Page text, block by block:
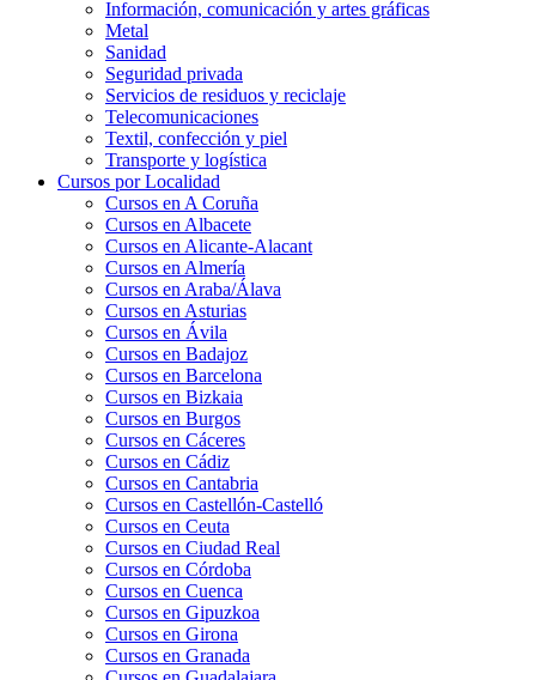
Información, comunicación y artes gráficas
Metal
Sanidad
Seguridad privada
Servicios de residuos y reciclaje
Telecomunicaciones
Textil, confección y piel
Transporte y logística
Cursos por Localidad
Cursos en A Coruña
Cursos en Albacete
Cursos en Alicante-Alacant
Cursos en Almería
Cursos en Araba/Álava
Cursos en Asturias
Cursos en Ávila
Cursos en Badajoz
Cursos en Barcelona
Cursos en Bizkaia
Cursos en Burgos
Cursos en Cáceres
Cursos en Cádiz
Cursos en Cantabria
Cursos en Castellón-Castelló
Cursos en Ceuta
Cursos en Ciudad Real
Cursos en Córdoba
Cursos en Cuenca
Cursos en Gipuzkoa
Cursos en Girona
Cursos en Granada